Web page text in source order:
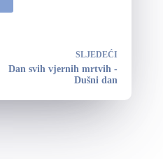
SLJEDEĆI
Dan svih vjernih mrtvih -
Dušni dan